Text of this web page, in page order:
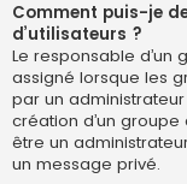
Comment puis-je
d’utilisateurs ?
Le responsable d’un
assigné lorsque les
par un
création d’un
être un
un message privé.